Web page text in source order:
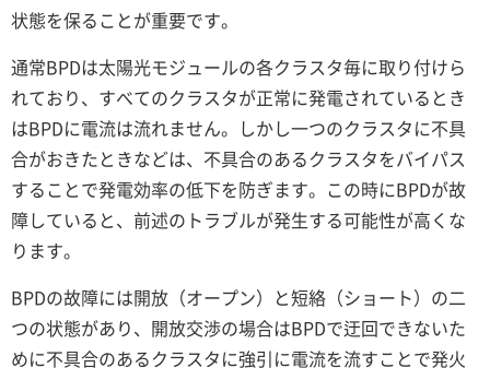
状態を保ることが重要です。
通常BPDは太陽光モジュールの各クラスタ毎に取り付けら
れており、すべてのクラスタが正常に発電されているとき
はBPDに電流は流れません。しかし一つのクラスタに不具
合がおきたときなどは、不具合のあるクラスタをバイパス
することで発電効率の低下を防ぎます。この時にBPDが故
障していると、前述のトラブルが発生する可能性が高くな
ります。
BPDの故障には開放（オープン）と短絡（ショート）の二
つの状態があり、開放交渉の場合はBPDで迂回できないた
めに不具合のあるクラスタに強引に電流を流すことで発火